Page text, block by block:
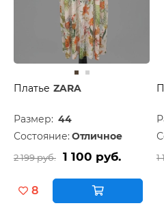
Платье ZARA
Размер: 44
Состояние: Отличное
2 199 руб. 1 100 руб.
8
1